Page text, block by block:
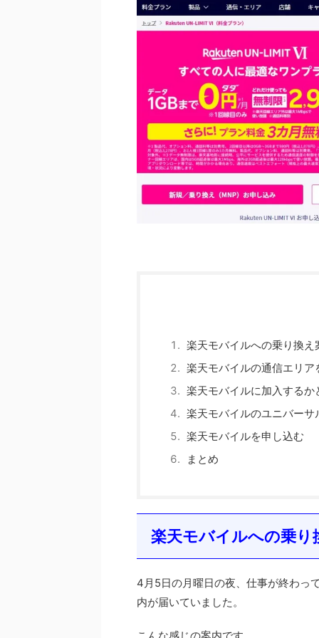
楽天モバイルへの乗り換え
楽天モバイルの通信エリア
楽天モバイルに加入するか
楽天モバイルのユニバーサ
楽天モバイルを申し込む
まとめ
楽天モバイルへの乗り
4月5日の月曜日の夜、仕事が終わっ
内が届いていました。